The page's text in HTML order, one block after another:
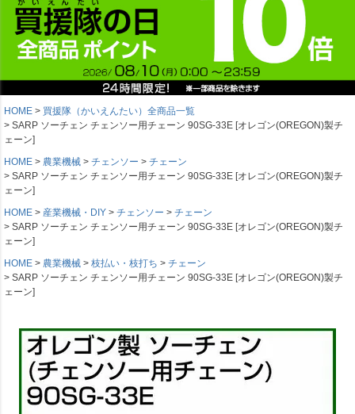
HOME
買援隊（かいえんたい）全商品一覧
SARP ソーチェン チェンソー用チェーン 90SG-33E [オレゴン(OREGON)製チ
ェーン]
HOME
農業機械 チェンソー
チェーン
SARP ソーチェン チェンソー用チェーン 90SG-33E [オレゴン(OREGON)製チ
ェーン]
HOME
産業機械・DIY チェンソー
チェーン
SARP ソーチェン チェンソー用チェーン 90SG-33E [オレゴン(OREGON)製チ
ェーン]
HOME
農業機械 枝払い・枝打ち
チェーン
SARP ソーチェン チェンソー用チェーン 90SG-33E [オレゴン(OREGON)製チ
ェーン]